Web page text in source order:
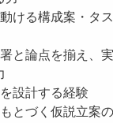
ける構成案・タ
と論点を揃え、
設計する経験
とづく仮説立案